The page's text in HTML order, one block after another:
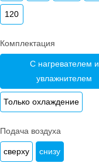
120
Комплектация
С нагревателем и
увлажнителем
Только охлаждение
Подача воздуха
сверху снизу